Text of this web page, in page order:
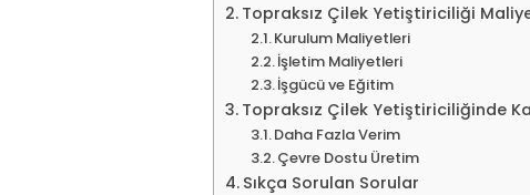
Topraksız Çilek Yetiştiriciliği
Kurulum Maliyetleri
İşletim Maliyetleri
İşgücü ve Eğitim
Topraksız Çilek Yetiştiriciliğinde
Daha Fazla Verim
Çevre Dostu Üretim
Sıkça Sorulan Sorular